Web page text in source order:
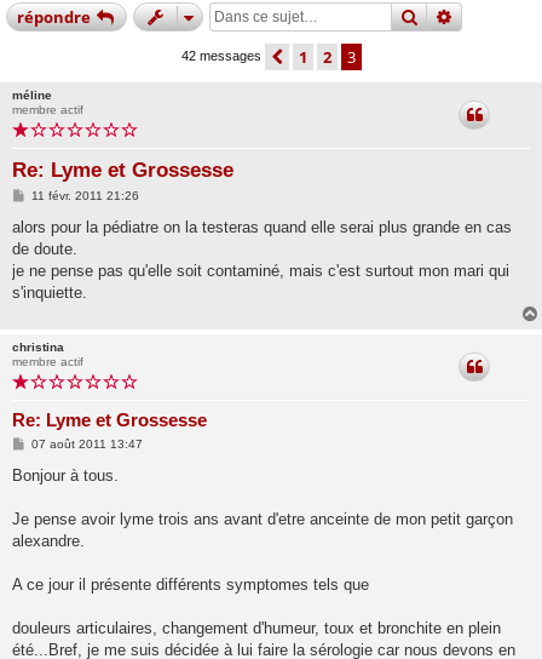
répondre rechercher
recherche
42 messages précédente
1 2 3
méline
membre actif
Re: Lyme et Grossesse
M
s
a
g
11 févr. 2011 21:26
alors pour la pédiatre on la testeras quand elle serai plus grande en cas
de doute.
je ne pense pas qu'elle soit contaminé, mais c'est surtout mon mari qui
s'inquiette.
christina
membre actif
Re: Lyme et Grossesse
M
s
g
07 août 2011 13:47
Bonjour à tous.
Je pense avoir lyme trois ans avant d'etre anceinte de mon petit garçon
alexandre.
A ce jour il présente différents symptomes tels que
douleurs articulaires, changement d'humeur, toux et bronchite en plein
été...Bref, je me suis décidée à lui faire la sérologie car nous devons en